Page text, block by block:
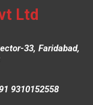
Ltd
33, Faridabad,
9310152558